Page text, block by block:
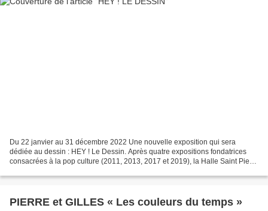
Du 22 janvier au 31 décembre 2022 Une nouvelle exposition qui sera
dédiée au dessin : HEY ! Le Dessin. Après quatre expositions fondatrices
consacrées à la pop culture (2011, 2013, 2017 et 2019), la Halle Saint Pierre
PIERRE et GILLES « Les couleurs du temps »